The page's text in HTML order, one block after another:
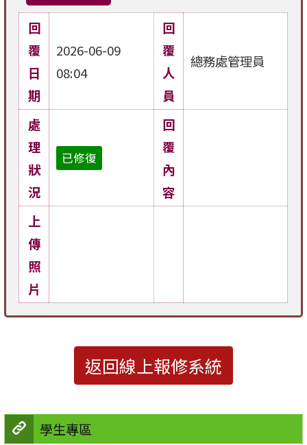
學生專區
回
覆
日
期
2026-06-09
08:04
回
覆
人
員
總務處管理員
處
理
狀
況
已修復
回
覆
內
容
上
傳
照
片
返回線上報修系統